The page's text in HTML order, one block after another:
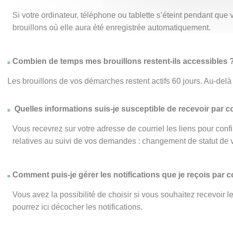
Si votre ordinateur, téléphone ou tablette s’éteint pendant
brouillons où elle aura été enregistrée automatiquement.
Combien de temps mes brouillons restent-ils accessibles
Les brouillons de vos démarches restent actifs 60 jours. Au-
Quelles informations suis-je susceptible de recevoir par
Vous recevrez sur votre adresse de courriel les liens pour
relatives au suivi de vos demandes : changement de statut
Comment puis-je gérer les notifications que je reçois par
Vous avez la possibilité de choisir si vous souhaitez recevoir
pourrez ici décocher les notifications.